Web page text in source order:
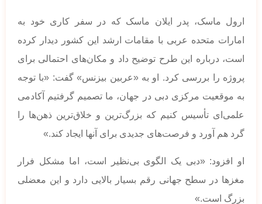
ارول ماسک، پدر ایلان ماسک که در سفر کاری خود به
امارات متحده عربی با مقامات ارشد این کشور دیدار کرده
است، درباره این طرح توضیح داد و مکان‌های احتمالی برای
پروژه را بررسی کرد. او به «عربین بیزنس» گفت: «با توجه
به موقعیت مرکزی دبی در جهان، ما تصمیم گرفتیم آکادمی
علمی‌ای تأسیس کنیم که بزرگ‌ترین و خلاق‌ترین ذهن‌ها را
گرد هم آورد و فرصت‌های جدیدی برای آنها ایجاد کند.»
او افزود: «دبی یک الگوی بی‌نظیر است، اما مشکل فرار
مغزها در سطح جهانی رقم بسیار بالایی دارد و این معضلی
بزرگ است.»